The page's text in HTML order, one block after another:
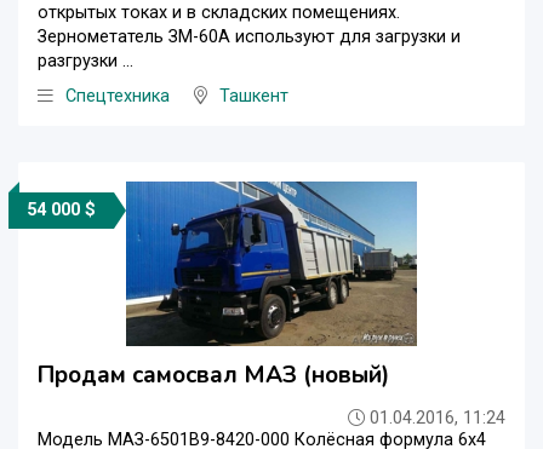
открытых токах и в складских помещениях.
Зернометатель ЗМ-60А используют для загрузки и
разгрузки ...
Спецтехника
Ташкент
54 000 $
Продам самосвал МАЗ (новый)
01.04.2016, 11:24
Модель МАЗ-6501В9-8420-000 Колёсная формула 6х4